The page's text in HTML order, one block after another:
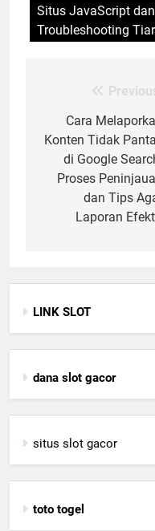
Situs JavaScript
Troubleshooting
navigation
Cara
Konten Tidak
di Google
Proses
dan Tips
Laporan
LINK SLOT
dana slot gacor
situs slot gacor
toto togel